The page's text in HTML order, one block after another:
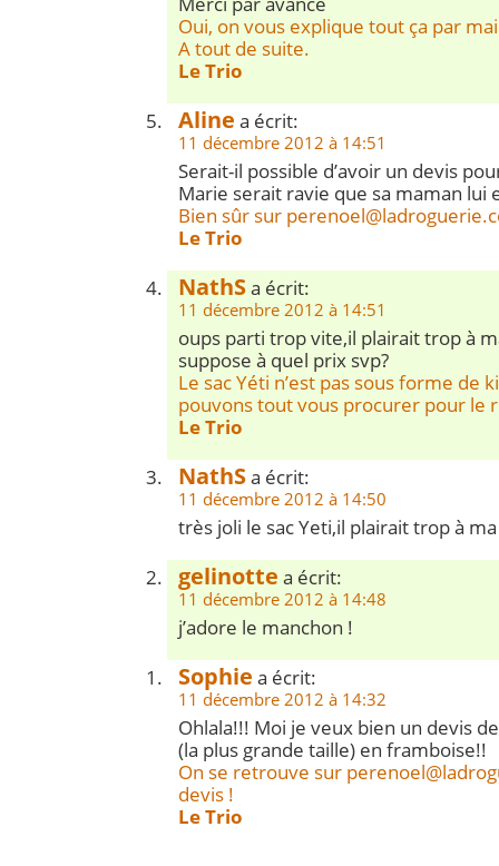
Oui, on vous explique tout ça par
A tout de suite.
Le Trio
Aline a écrit:
11 décembre 2012 à 14:51
Serait-il possible d’avoir un devis
Marie serait ravie que sa maman lui
Bien sûr sur
Le Trio
NathSa écrit:
11 décembre 2012 à 14:51
oups parti trop vite,il plairait trop à
suppose à quel prix svp?
Le sac Yéti n’est pas sous forme de
pouvons tout vous procurer pour le
Le Trio
NathSa écrit:
11 décembre 2012 à 14:50
très joli le sac Yeti,il plairait trop à ma
gelinotte a écrit:
11 décembre 2012 à 14:48
j’adore le manchon !
Sophie a écrit:
11 décembre 2012 à 14:32
Ohlala!!! Moi je veux bien un devis
(la plus grande taille) en framboise!!
On se retrouve sur
devis !
Le Trio